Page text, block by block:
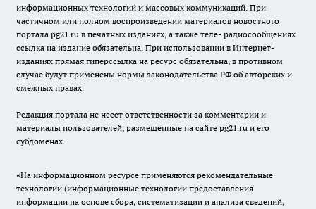
информационных технологий и массовых коммуникаций. При
частичном или полном воспроизведении материалов новостного
портала pg21.ru в печатных изданиях, а также теле- радиосообщениях
ссылка на издание обязательна. При использовании в Интернет-
изданиях прямая гиперссылка на ресурс обязательна, в противном
случае будут применены нормы законодательства РФ об авторских и
смежных правах.
Редакция портала не несет ответственности за комментарии и
материалы пользователей, размещенные на сайте pg21.ru и его
субдоменах.
«На информационном ресурсе применяются рекомендательные
технологии (информационные технологии предоставления
информации на основе сбора, систематизации и анализа сведений,